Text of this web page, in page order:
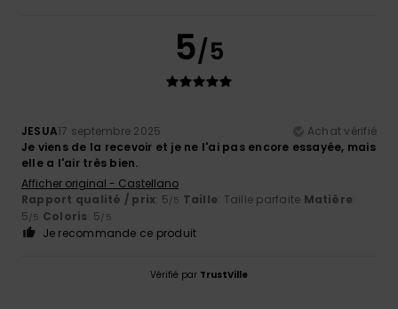
5/5
JESUA17 septembre 2025
Achat vérifié
Je viens de la recevoir et je ne l'ai pas encore essayée, mais
elle a l'air très bien.
Afficher original - Castellano
Rapport qualité / prix: 5/5 Taille: Taille parfaite Matière:
5/5 Coloris: 5/5
Je recommande ce produit
Vérifié par TrustVille